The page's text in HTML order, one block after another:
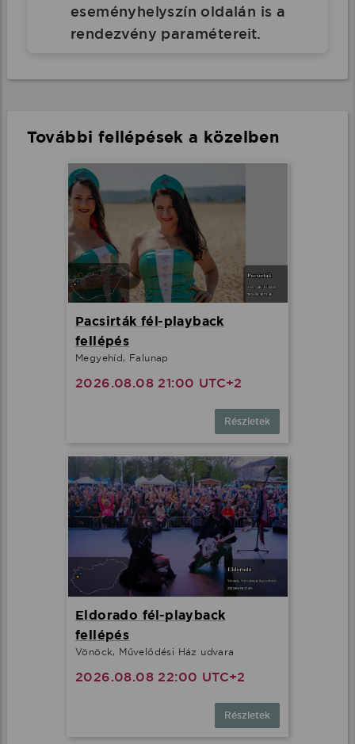
eseményhelyszín oldalán is a
rendezvény paramétereit.
További fellépések a közelben
Pacsirták fél-playback
fellépés
Megyehíd, Falunap
2026.08.08 21:00 UTC+2
Részletek
Eldorado fél-playback
fellépés
Vönöck, Művelődési Ház udvara
2026.08.08 22:00 UTC+2
Részletek